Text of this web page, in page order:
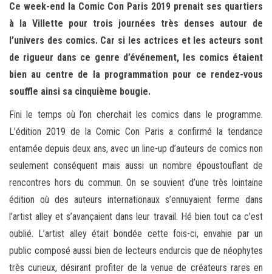
Ce week-end la Comic Con Paris 2019 prenait ses quartiers
à la Villette pour trois journées très denses autour de
l’univers des comics. Car si les actrices et les acteurs sont
de rigueur dans ce genre d’événement, les comics étaient
bien au centre de la programmation pour ce rendez-vous
souffle ainsi sa cinquième bougie.
Fini le temps où l’on cherchait les comics dans le programme.
L’édition 2019 de la Comic Con Paris a confirmé la tendance
entamée depuis deux ans, avec un line-up d’auteurs de comics non
seulement conséquent mais aussi un nombre époustouflant de
rencontres hors du commun. On se souvient d’une très lointaine
édition où des auteurs internationaux s’ennuyaient ferme dans
l’artist alley et s’avançaient dans leur travail. Hé bien tout ca c’est
oublié. L’artist alley était bondée cette fois-ci, envahie par un
public composé aussi bien de lecteurs endurcis que de néophytes
très curieux, désirant profiter de la venue de créateurs rares en